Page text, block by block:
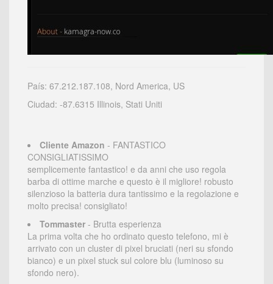
País: 67.212.187.108, Nord America, US
Ciudad: -87.6315 Illinois, Stati Uniti
Cliente Amazon - FANTASTICO
CONSIGLIATISSIMO
semplicemente fantastico! e da anni che uso regola
barba di ottime marche e questo è il migliore! robusto
silenzioso la batteria dura tantissimo e la regolazione e
molto precisa! consigliato!
Tommaster - Brutta esperienza
La prima volta che ho ordinato questo telefono, mi è
arrivato con un cluster di pixel bruciati (neri su sfondo
bianco) e un pixel stuck sul colore blu (luminoso su
sfondo nero).